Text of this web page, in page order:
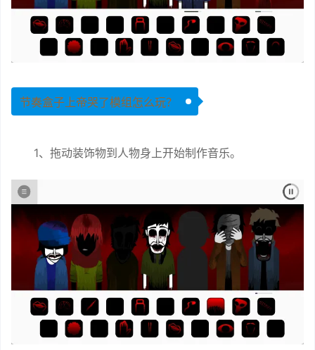
节奏盒子上帝哭了模组怎么玩？
1、拖动装饰物到人物身上开始制作音乐。